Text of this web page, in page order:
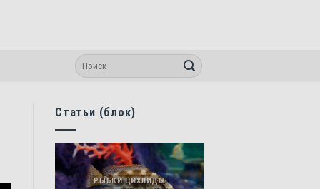
Статьи (блок)
РЫБКИ ЦИХЛИДЫ